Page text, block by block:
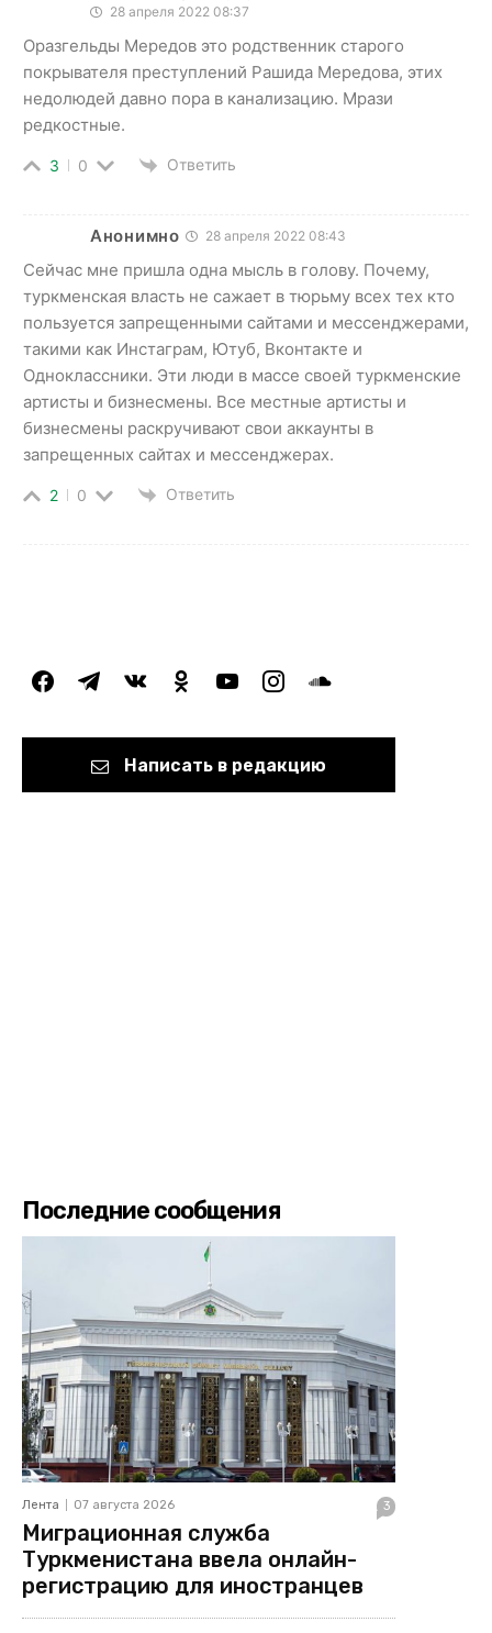
28 апреля 2022 08:37
Оразгельды Мередов это родственник старого
покрывателя преступлений Рашида Мередова, этих
недолюдей давно пора в канализацию. Мрази
редкостные.
3 0 Ответить
Анонимно 28 апреля 2022 08:43
Сейчас мне пришла одна мысль в голову. Почему,
туркменская власть не сажает в тюрьму всех тех кто
пользуется запрещенными сайтами и мессенджерами,
такими как Инстаграм, Ютуб, Вконтакте и
Одноклассники. Эти люди в массе своей туркменские
артисты и бизнесмены. Все местные артисты и
бизнесмены раскручивают свои аккаунты в
запрещенных сайтах и мессенджерах.
2 0 Ответить
facebooktelegramvkontakteodnoklassniki
youtubeinstagramsoundcloud
Написать в редакцию
Последние сообщения
Лента 07 августа 2026 3
Миграционная служба
Туркменистана ввела онлайн-
регистрацию для иностранцев